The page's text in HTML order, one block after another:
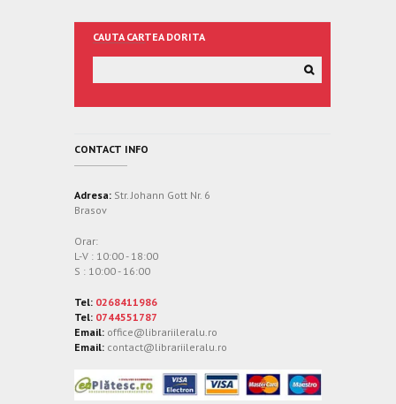
CAUTA CARTEA DORITA
CONTACT INFO
Adresa: Str. Johann Gott Nr. 6
Brasov
Orar:
L-V : 10:00 - 18:00
S : 10:00 - 16:00
Tel: 0268411986
Tel: 0744551787
Email: office@librariileralu.ro
Email: contact@librariileralu.ro